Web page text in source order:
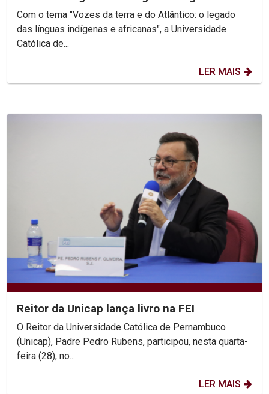
africanas
Com o tema "Vozes da terra e do Atlântico: o legado
das línguas indígenas e africanas", a Universidade
Católica de...
LER MAIS
Reitor da Unicap lança livro na FEI
O Reitor da Universidade Católica de Pernambuco
(Unicap), Padre Pedro Rubens, participou, nesta quarta-
feira (28), no...
LER MAIS